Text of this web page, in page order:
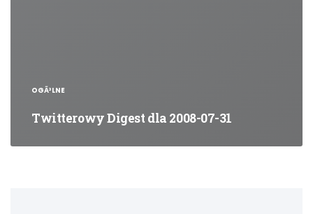
OGÃ³LNE
Twitterowy Digest dla 2008-07-31